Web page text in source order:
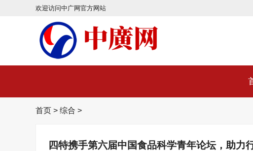
欢迎访问中广网官方网站
首页 > 综合 >
四特携手第六届中国食品科学青年论坛，助力